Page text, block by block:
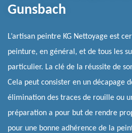
Gunsbach
L’artisan peintre KG Nettoyage est
peinture, en général, et de tous les
particulier. La clé de la réussite de
Cela peut consister en un décapage
élimination des traces de rouille ou
préparation a pour but de rendre
pour une bonne adhérence de la